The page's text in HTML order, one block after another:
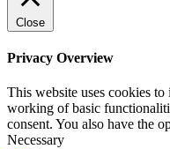
Close
Privacy Overview
This website uses cookies
working of basic
consent. You also have the
Necessary